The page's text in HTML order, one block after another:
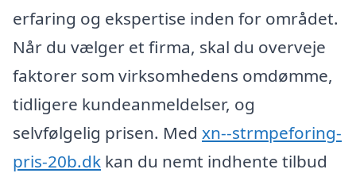
erfaring og ekspertise inden for området.
Når du vælger et firma, skal du overveje
faktorer som virksomhedens omdømme,
tidligere kundeanmeldelser, og
selvfølgelig prisen. Med xn--strmpeforing-
pris-20b.dk kan du nemt indhente tilbud